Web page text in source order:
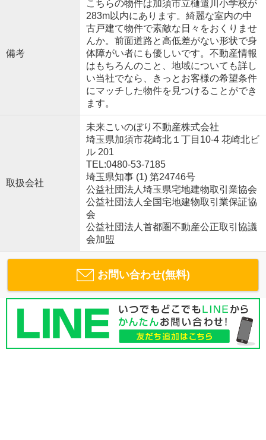
備考
こちらの物件は加須市立樋遣川小学校が
283m以内にあります。綺麗な室内の中
古戸建て物件で素敵な日々をおくりませ
んか。前面道路と高低差がない形状で身
体障がい者にも優しいです。不動産情報
はもちろんのこと、地域についても詳し
い当社でなら、きっとお客様の希望条件
にマッチした物件を見つけることができ
ます。
取扱会社
未来こいのぼり不動産株式会社
埼玉県加須市花崎北１丁目10-4 花崎北ビ
ル 201
TEL:0480-53-7185
埼玉県知事 (1) 第24746号
公益社団法人埼玉県宅地建物取引業協会
公益社団法人全国宅地建物取引業保証協
会
公益社団法人首都圏不動産公正取引協議
会加盟
お問い合わせ(無料)